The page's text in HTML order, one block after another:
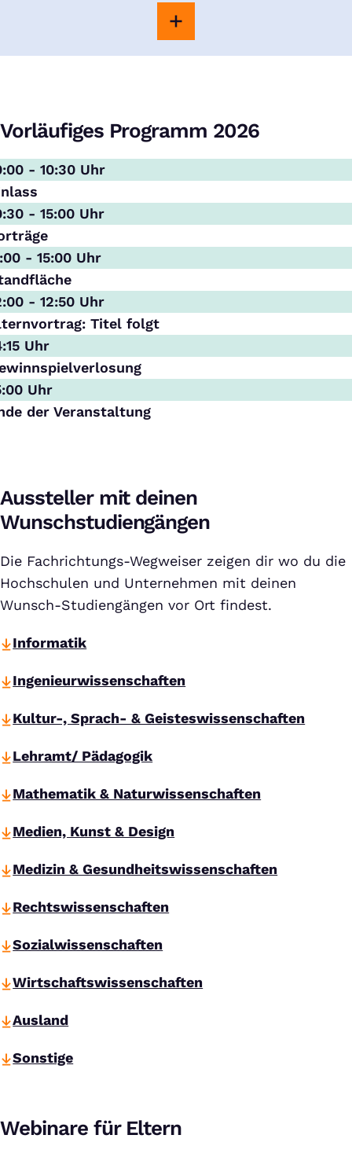
Vorläufiges Programm 2026
- 10:30 Uhr
- 15:00 Uhr
- 15:00 Uhr
- 12:50 Uhr
Titel folgt
Uhr
Uhr
der Veranstaltung
Aussteller mit deinen
Wunschstudiengängen
Die Fachrichtungs-Wegweiser zeigen dir wo du die
Hochschulen und Unternehmen mit deinen
Wunsch-Studiengängen vor Ort findest.
Informatik
Ingenieurwissenschaften
Kultur-, Sprach- & Geisteswissenschaften
Lehramt/ Pädagogik
Mathematik & Naturwissenschaften
Medien, Kunst & Design
Medizin & Gesundheitswissenschaften
Rechtswissenschaften
Sozialwissenschaften
Wirtschaftswissenschaften
Ausland
Sonstige
Webinare für Eltern